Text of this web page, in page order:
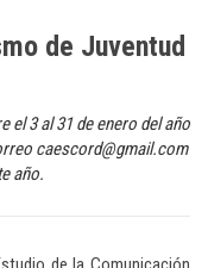
de Juventud
el 3 al 31 de enero del año
caescord@gmail.com
año.